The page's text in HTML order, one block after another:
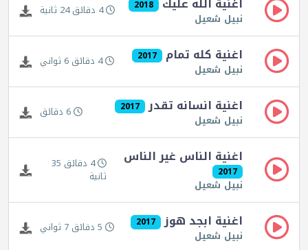
2018
نبيل شعيل 4 دقائق 24 ثانية
اغنية كله تمام 2017
نبيل شعيل 4 دقائق 6 ثواني
اغنية انسانه تقدر 2017
نبيل شعيل 6 دقائق
اغنية الناس غير الناس
2017
نبيل شعيل
4 دقائق 35
ثانية
اغنية ابجد هوز 2017
نبيل شعيل 5 دقائق 7 ثواني